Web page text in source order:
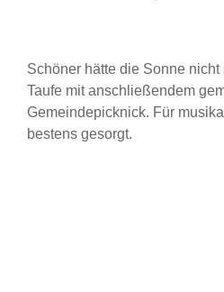
Schöner hätte die Sonne
Taufe mit anschließendem
Gemeindepicknick. Für
bestens gesorgt.